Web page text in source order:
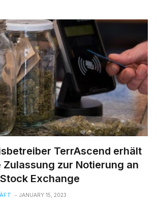
TerrAscend erhält
Zulassung zur Notierung an
Exchange
JANUARY 15, 2023